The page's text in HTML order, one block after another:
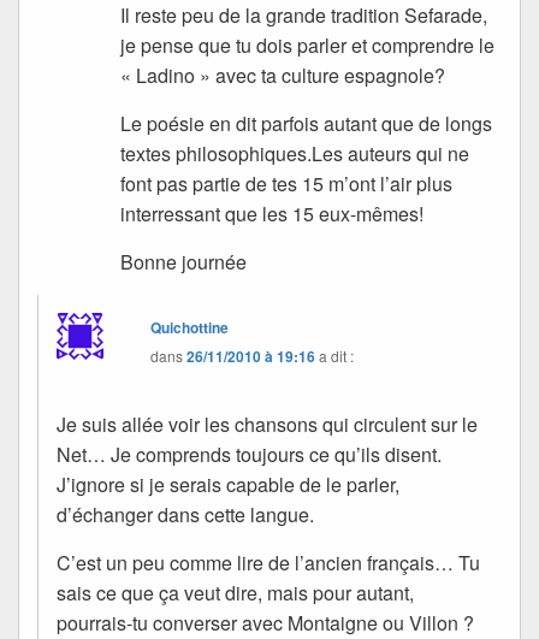
Il reste peu de la grande tradition Sefarade,
je pense que tu dois parler et comprendre le
« Ladino » avec ta culture espagnole?
Le poésie en dit parfois autant que de longs
textes philosophiques.Les auteurs qui ne
font pas partie de tes 15 m’ont l’air plus
interressant que les 15 eux-mêmes!
Bonne journée
Quichottine
dans26/11/2010 à 19:16a dit :
Je suis allée voir les chansons qui circulent sur le
Net… Je comprends toujours ce qu’ils disent.
J’ignore si je serais capable de le parler,
d’échanger dans cette langue.
C’est un peu comme lire de l’ancien français… Tu
sais ce que ça veut dire, mais pour autant,
pourrais-tu converser avec Montaigne ou Villon ?